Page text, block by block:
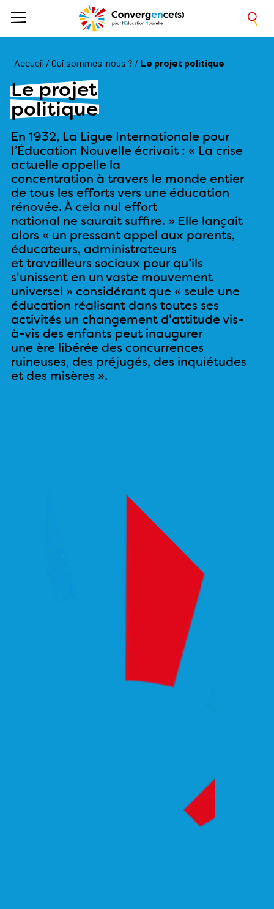
Accueil / Qui sommes-nous ? / Le projet politique
Le projet
politique
En 1932, La Ligue Internationale pour
l’Éducation Nouvelle écrivait : « La crise
actuelle appelle la
concentration à travers le monde entier
de tous les efforts vers une éducation
rénovée. À cela nul effort
national ne saurait suffire. » Elle lançait
alors « un pressant appel aux parents,
éducateurs, administrateurs
et travailleurs sociaux pour qu’ils
s'unissent en un vaste mouvement
universel » considérant que « seule une
éducation réalisant dans toutes ses
activités un changement d'attitude vis-
à-vis des enfants peut inaugurer
une ère libérée des concurrences
ruineuses, des préjugés, des inquiétudes
et des misères ».